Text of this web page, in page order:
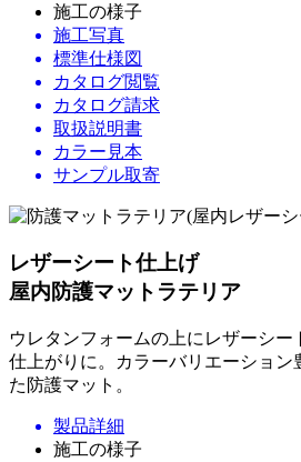
施工の様子
施工写真
標準仕様図
カタログ閲覧
カタログ請求
取扱説明書
カラー見本
サンプル取寄
レザーシート仕上げ
屋内防護マットラテリア
ウレタンフォームの上にレザーシー
仕上がりに。カラーバリエーション
た防護マット。
製品詳細
施工の様子